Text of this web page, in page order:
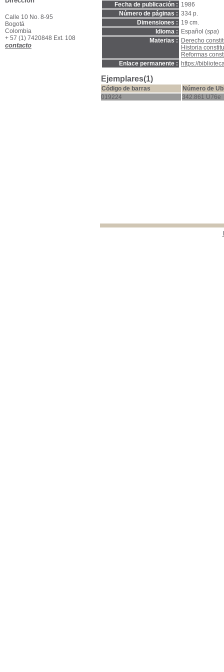
Fecha de publicación : 1986
Número de páginas : 334 p.
Dimensiones : 19 cm.
Idioma :
Español (spa)
Materias :
Derecho
Historia
Reformas
Enlace permanente :
https://
Ejemplares(1)
Código de barras
Número de
019224
342.861 U76e
Calle 10 No. 8-95
Bogotá
Colombia
+ 57 (1) 7420848 Ext. 108
contacto